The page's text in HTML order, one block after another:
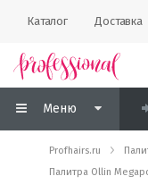
Каталог Доставка
Меню
Profhairs.ru
Палитра Ollin